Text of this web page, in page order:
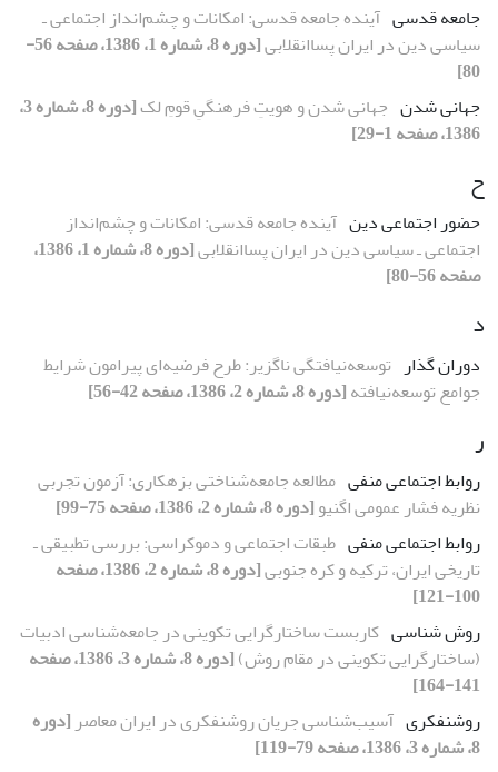
جامعه قدسی آینده جامعه قدسی: امکانات و چشم‌انداز اجتماعی ـ
سیاسی دین در ایران پساانقلابی
[دوره 8، شماره 1، 1386، صفحه 56-
80]
جهانی شدن جهانی شدن و هویتِ فرهنگیِ قومِ لک
[دوره 8، شماره 3،
1386، صفحه 1-29]
ح
حضور اجتماعی دین آینده جامعه قدسی: امکانات و چشم‌انداز
اجتماعی ـ سیاسی دین در ایران پساانقلابی
[دوره 8، شماره 1، 1386،
صفحه 56-80]
د
دوران گذار توسعه‌نیافتگی ناگزیر: طرح فرضیه‌ای پیرامون شرایط
جوامع توسعه‌نیافته[دوره 8، شماره 2، 1386، صفحه 42-56]
ر
روابط اجتماعی منفی مطالعه جامعه‌شناختی بزهکاری: آزمون تجربی
نظریه فشار عمومی اگنیو[دوره 8، شماره 2، 1386، صفحه 75-99]
روابط اجتماعی منفی طبقات اجتماعی و دموکراسی: بررسی تطبیقی ـ
تاریخی ایران، ترکیه و کره جنوبی
[دوره 8، شماره 2، 1386، صفحه
100-121]
روش ­شناسی کاربست ساختارگرایی تکوینی در جامعه‌شناسی ادبیات
(ساختارگرایی تکوینی در مقام روش)
[دوره 8، شماره 3، 1386، صفحه
141-164]
روشنفکری آسیب‌شناسی جریان روشنفکری در ایران معاصر [دوره
8، شماره 3، 1386، صفحه 79-119]